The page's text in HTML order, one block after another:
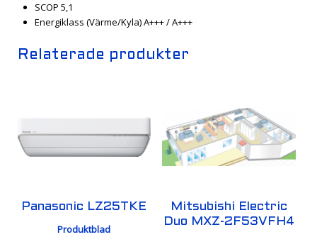
SCOP5,1
Energiklass (Värme/Kyla)A+++ / A+++
Relaterade produkter
Panasonic LZ25TKE
Produktblad
Mitsubishi Electric
Duo MXZ-2F53VFH4